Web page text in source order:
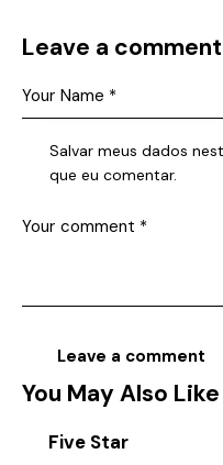
Leave a comment
Salvar meus dados
que eu comentar.
You May Also Like
Five Star